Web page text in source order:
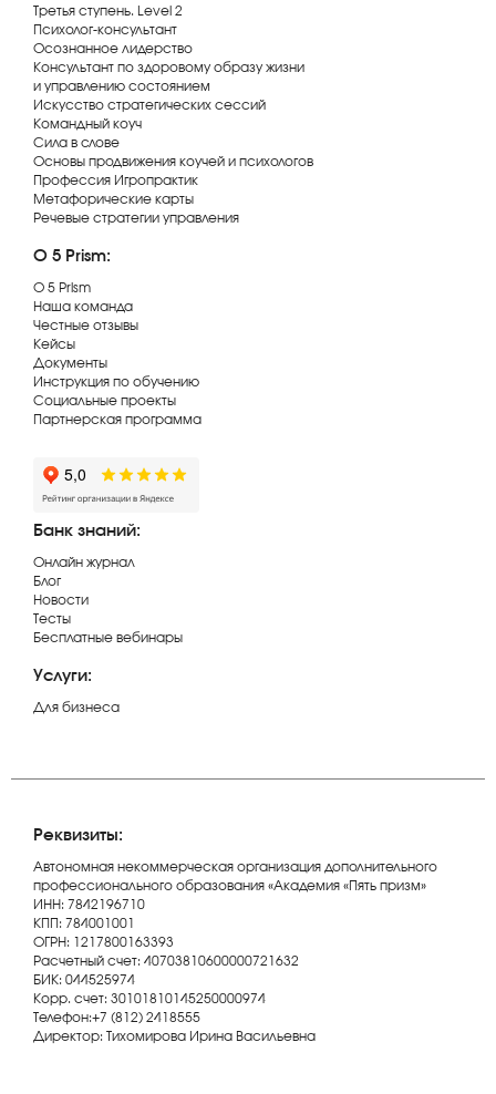
Третья ступень. Level 2
Психолог-консультант
Осознанное лидерство
Консультант по здоровому образу жизни
и управлению состоянием
Искусство стратегических сессий
Командный коуч
Сила в слове
Основы продвижения коучей и психологов
Профессия Игропрактик
Метафорические карты
Речевые стратегии управления
О 5 Prism:
О 5 Prism
Наша команда
Честные отзывы
Кейсы
Документы
Инструкция по обучению
Социальные проекты
Партнерская программа
Банк знаний:
Онлайн журнал
Блог
Новости
Тесты
Бесплатные вебинары
Услуги:
Для бизнеса
Реквизиты:
Автономная некоммерческая организация дополнительного
профессионального образования «Академия «Пять призм»
ИНН: 7842196710
КПП: 784001001
ОГРН: 1217800163393
Расчетный счет: 40703810600000721632
БИК: 044525974
Корр. счет: 30101810145250000974
Телефон:+7 (812) 2418555
Директор: Тихомирова Ирина Васильевна